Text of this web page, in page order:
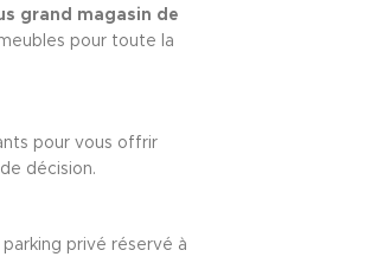
grand magasin de
pour toute la
pour vous offrir
décision.
privé réservé à